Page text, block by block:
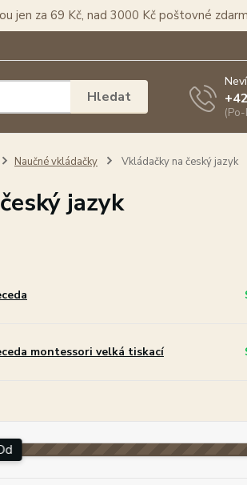
jen za 69 Kč, nad 3000 Kč poštovné
Hledat
Naučné vkládačky Vkládačky na český jazyk
jazyk
montessori velká tiskací